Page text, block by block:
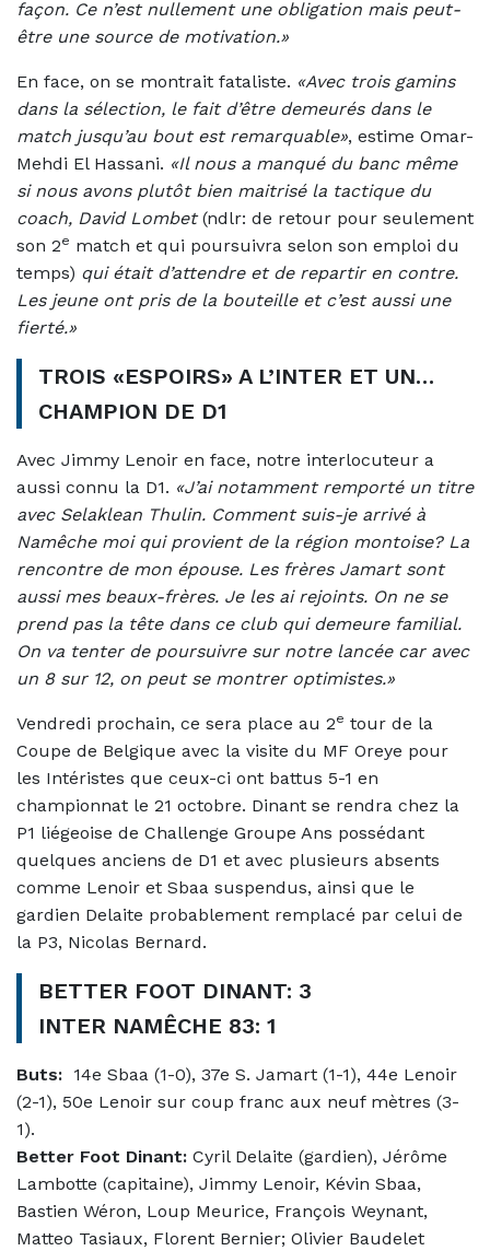
façon. Ce n’est nullement une obligation mais peut-
être une source de motivation.»
En face, on se montrait fataliste. «Avec trois gamins
dans la sélection, le fait d’être demeurés dans le
match jusqu’au bout est remarquable», estime Omar-
Mehdi El Hassani. «Il nous a manqué du banc même
si nous avons plutôt bien maitrisé la tactique du
coach, David Lombet(ndlr: de retour pour seulement
son 2e match et qui poursuivra selon son emploi du
temps) qui était d’attendre et de repartir en contre.
Les jeune ont pris de la bouteille et c’est aussi une
fierté.»
TROIS «ESPOIRS» A L’INTER ET UN…
CHAMPION DE D1
Avec Jimmy Lenoir en face, notre interlocuteur a
aussi connu la D1. «J’ai notamment remporté un titre
avec Selaklean Thulin. Comment suis-je arrivé à
Namêche moi qui provient de la région montoise? La
rencontre de mon épouse. Les frères Jamart sont
aussi mes beaux-frères. Je les ai rejoints. On ne se
prend pas la tête dans ce club qui demeure familial.
On va tenter de poursuivre sur notre lancée car avec
un 8 sur 12, on peut se montrer optimistes.»
Vendredi prochain, ce sera place au 2e tour de la
Coupe de Belgique avec la visite du MF Oreye pour
les Intéristes que ceux-ci ont battus 5-1 en
championnat le 21 octobre. Dinant se rendra chez la
P1 liégeoise de Challenge Groupe Ans possédant
quelques anciens de D1 et avec plusieurs absents
comme Lenoir et Sbaa suspendus, ainsi que le
gardien Delaite probablement remplacé par celui de
la P3, Nicolas Bernard.
BETTER FOOT DINANT: 3
INTER NAMÊCHE 83: 1
Buts: 14e Sbaa (1-0), 37e S. Jamart (1-1), 44e Lenoir
(2-1), 50e Lenoir sur coup franc aux neuf mètres (3-
1).
Better Foot Dinant: Cyril Delaite (gardien), Jérôme
Lambotte (capitaine), Jimmy Lenoir, Kévin Sbaa,
Bastien Wéron, Loup Meurice, François Weynant,
Matteo Tasiaux, Florent Bernier; Olivier Baudelet